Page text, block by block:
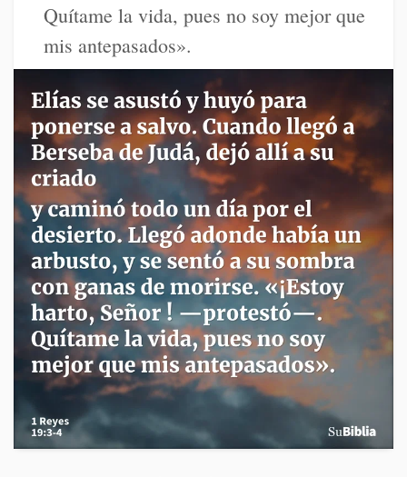
Quítame la vida, pues no soy mejor que
mis antepasados».